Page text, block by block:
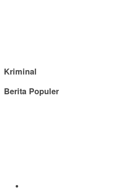
Kriminal
Berita Populer